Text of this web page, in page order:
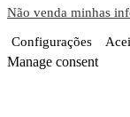
Não venda minhas
Configurações
Manage consent